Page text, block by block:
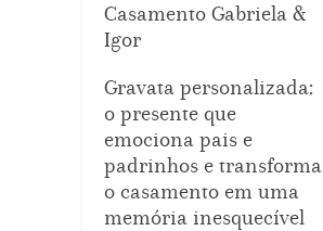
Casamento Gabriela &
Igor
Gravata personalizada:
o presente que
emociona pais e
padrinhos e transforma
o casamento em uma
memória inesquecível